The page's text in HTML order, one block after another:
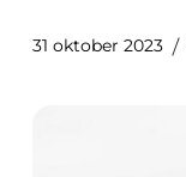
31 oktober 2023